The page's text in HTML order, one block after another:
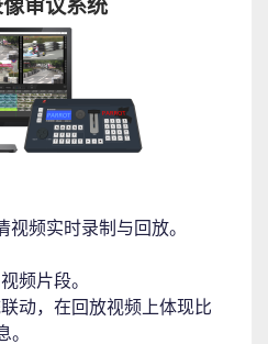
像审议系统
频实时录制与回放。
频片段。
动，在回放视频上体现比
。